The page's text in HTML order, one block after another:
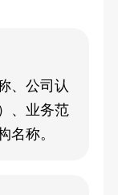
、公司认
、业务范
名称。